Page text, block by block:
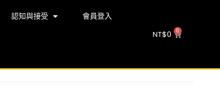
認知與接受 會員登入
NT$0